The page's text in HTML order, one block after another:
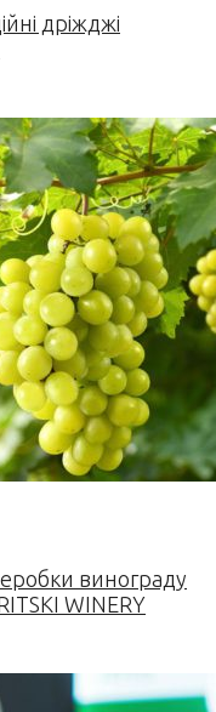
дріжджі
винограду
WINERY